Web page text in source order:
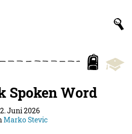
Spoken Word
Juni 2026
Marko Stevic